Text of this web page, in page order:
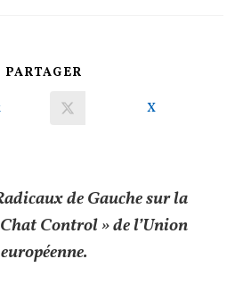
PARTAGER
Ouvrir
X
de Gauche sur la
Control » de l’Union
européenne.